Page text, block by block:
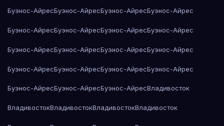
Буэнос-АйресБуэнос-АйресБуэнос-АйресБуэнос-Айрес
Буэнос-АйресБуэнос-АйресБуэнос-АйресБуэнос-Айрес
Буэнос-АйресБуэнос-АйресБуэнос-АйресБуэнос-Айрес
Буэнос-АйресБуэнос-АйресБуэнос-АйресБуэнос-Айрес
Буэнос-АйресБуэнос-АйресБуэнос-АйресВладивосток
ВладивостокВладивостокВладивостокВладивосток